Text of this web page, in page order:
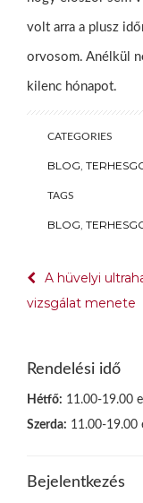
volt arra a plusz
orvosom. Anélkül
kilenc hónapot.
CATEGORIES
BLOG,
TAGS
BLOG,
Bejegyzés
navigáció
A hüvelyi
vizsgálat menete
Rendelési idő
Hétfő: 11.00-19.00
Szerda: 11.00-19.00
Bejelentkezés